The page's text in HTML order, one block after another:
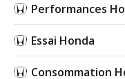
Performances
Essai Honda
Consommation